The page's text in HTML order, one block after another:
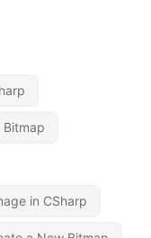
Bitmap
in CSharp